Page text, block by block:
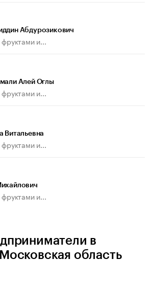
Абдурозикович
фруктами и...
Алей Оглы
фруктами и...
Витальевна
фруктами и...
фруктами и...
в
область